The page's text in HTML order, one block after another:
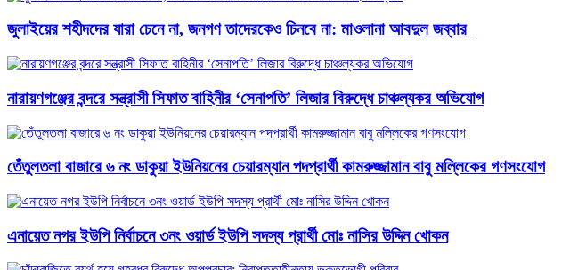
জুলাইয়ের শহীদদের যারা চেনে না, জনগণ তাদেরকেও চিনবে না: মাওলানা আবদুল জব্বার ​
নারায়ণগঞ্জের বন্দরে সন্ত্রাসী সিফাত বাহিনীর ‘সেনাপতি’ লিজার বিরুদ্ধে চাঞ্চল্যকর অভিযোগ
তেঁতুলতলা বাজারে ৬ নং ডাকুয়া ইউনিয়নের চেয়ারম্যান পদপ্রার্থী কামরুজ্জামান বাবু মল্লিকের গণসংযোগ
এনায়েত নগর ইউপি নির্বাচনে ৩নং ওয়ার্ড ইউপি সদস্য প্রার্থী মোঃ নাসির উদ্দিন খোকন